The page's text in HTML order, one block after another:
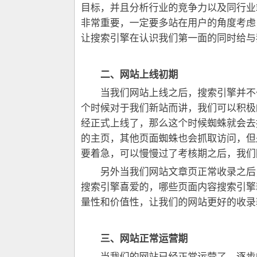
目标，并且分析行业的竞争力以及同行
非常重要，一定要多站在用户的角度考
让搜索引擎在认识我们第一面的同时给
二、网站上线初期
当我们网站上线之后，搜索引擎并不
个时候对于我们新站而讲，我们可以积
经正式上线了，那么这个时候蜘蛛就会
的主页，其他页面蜘蛛也会抓取访问，但
要着急，可以慢慢过了考核期之后，我
另外当我们网站文章页正常收录之后
搜索引擎喜爱的，哪些页面内容搜索引
量性和价值性，让我们的网站更好的收录
三、网站正常运营期